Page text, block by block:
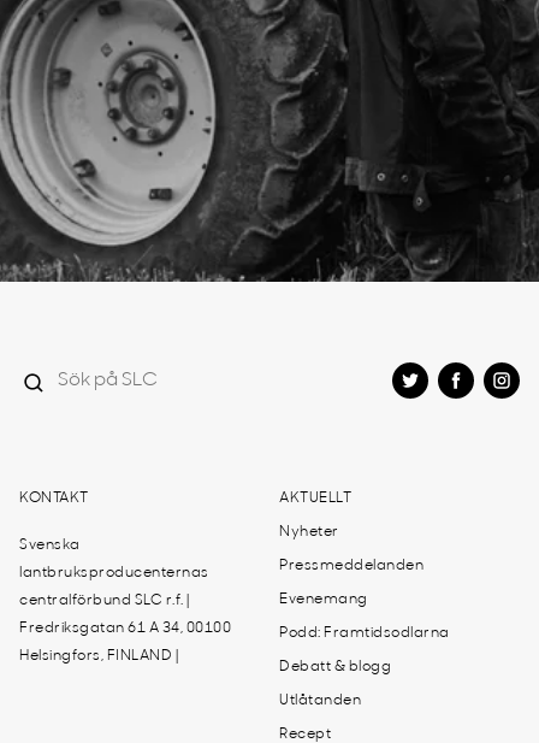
KONTAKT
Svenska
lantbruksproducenternas
centralförbund SLC r.f. |
Fredriksgatan 61 A 34, 00100
Helsingfors, FINLAND |
AKTUELLT
Nyheter
Pressmeddelanden
Evenemang
Podd: Framtidsodlarna
Debatt & blogg
Utlåtanden
Recept